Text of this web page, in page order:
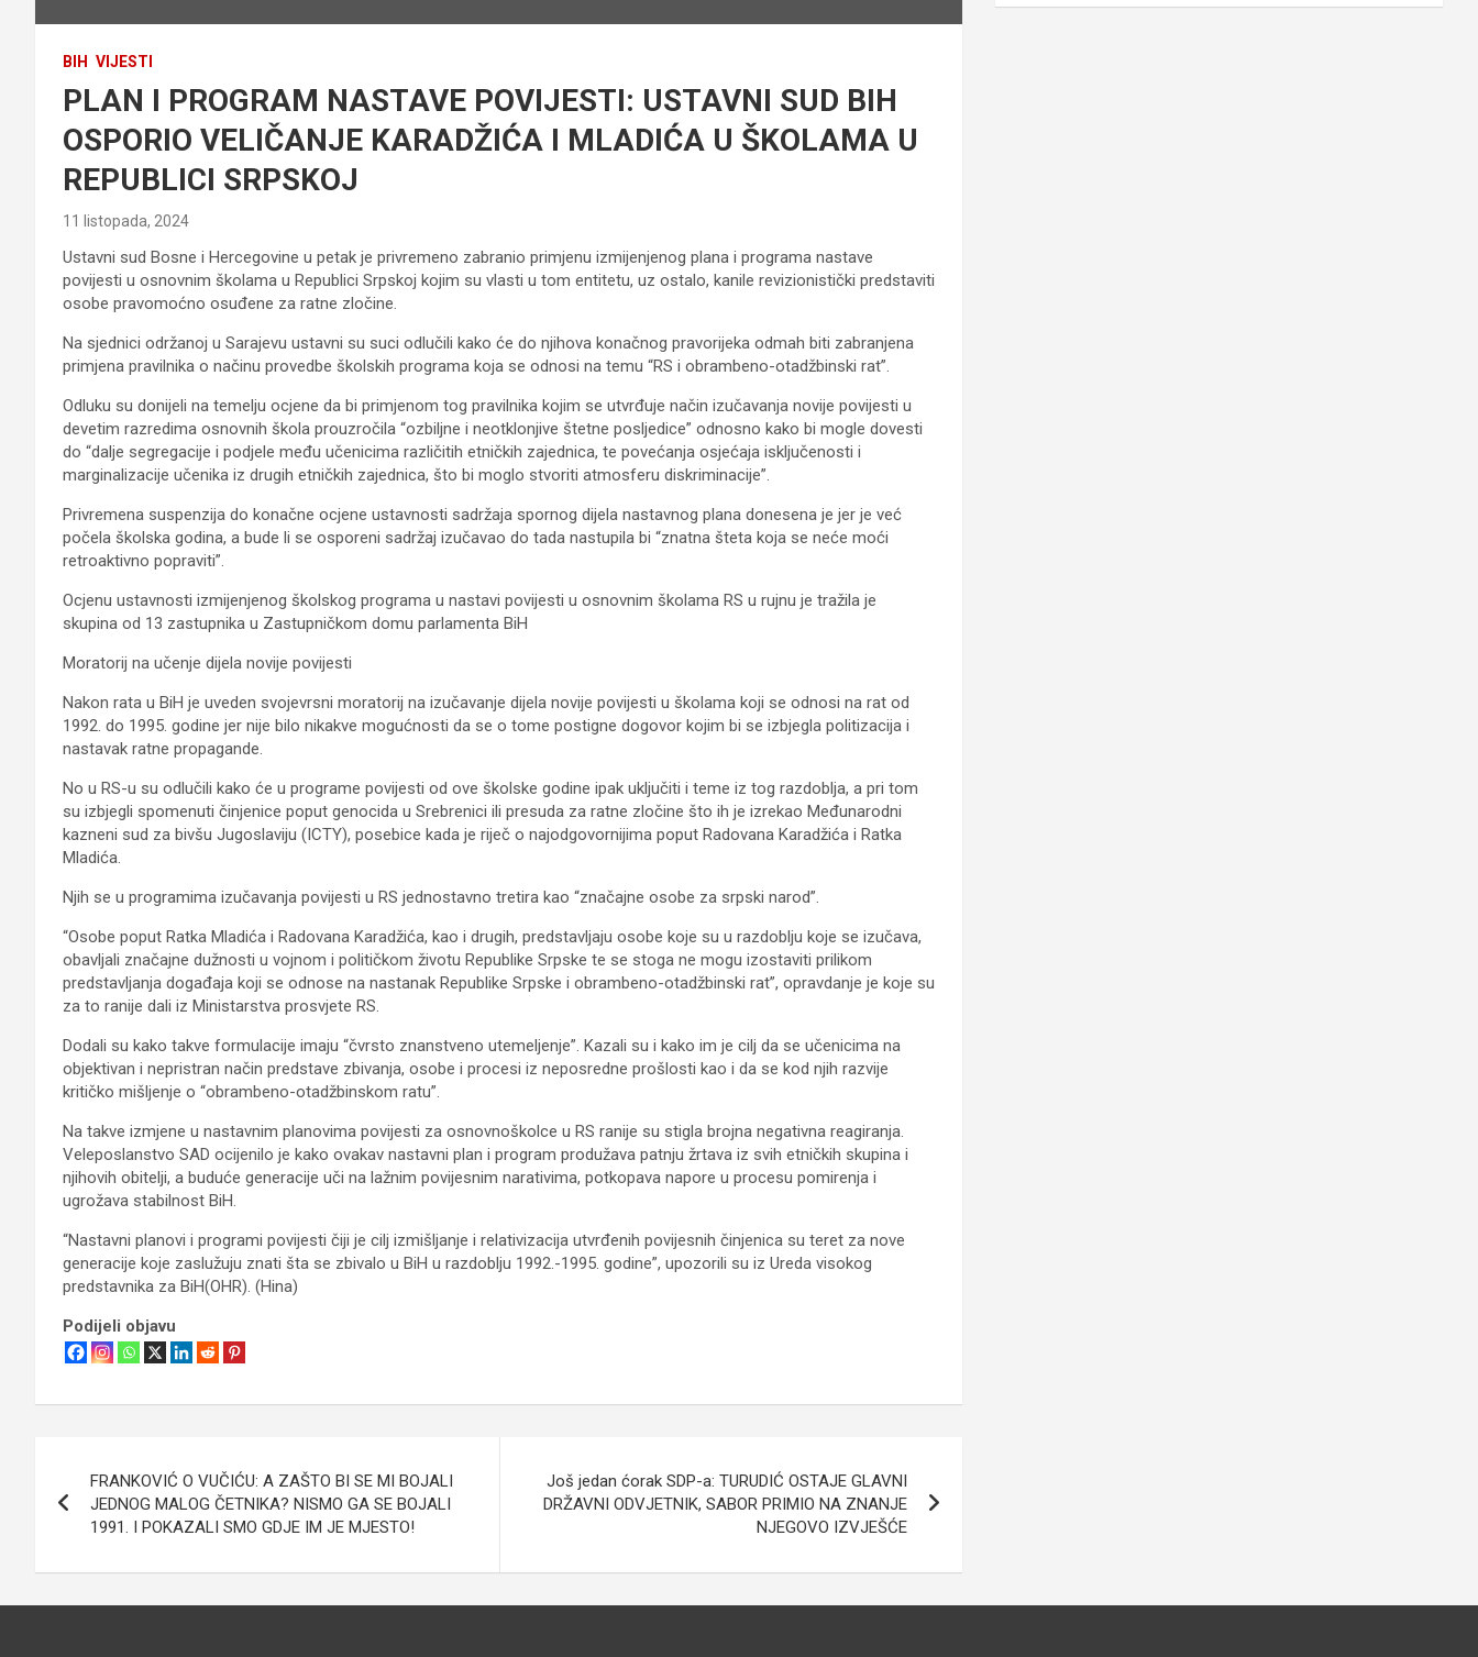
BIH VIJESTI
PLAN I PROGRAM NASTAVE POVIJESTI: USTAVNI SUD BIH
OSPORIO VELIČANJE KARADŽIĆA I MLADIĆA U ŠKOLAMA U
REPUBLICI SRPSKOJ
11 listopada, 2024
Ustavni sud Bosne i Hercegovine u petak je privremeno zabranio primjenu izmijenjenog plana i programa nastave
povijesti u osnovnim školama u Republici Srpskoj kojim su vlasti u tom entitetu, uz ostalo, kanile revizionistički predstaviti
osobe pravomoćno osuđene za ratne zločine.
Na sjednici održanoj u Sarajevu ustavni su suci odlučili kako će do njihova konačnog pravorijeka odmah biti zabranjena
primjena pravilnika o načinu provedbe školskih programa koja se odnosi na temu “RS i obrambeno-otadžbinski rat”.
Odluku su donijeli na temelju ocjene da bi primjenom tog pravilnika kojim se utvrđuje način izučavanja novije povijesti u
devetim razredima osnovnih škola prouzročila “ozbiljne i neotklonjive štetne posljedice” odnosno kako bi mogle dovesti
do “dalje segregacije i podjele među učenicima različitih etničkih zajednica, te povećanja osjećaja isključenosti i
marginalizacije učenika iz drugih etničkih zajednica, što bi moglo stvoriti atmosferu diskriminacije”.
Privremena suspenzija do konačne ocjene ustavnosti sadržaja spornog dijela nastavnog plana donesena je jer je već
počela školska godina, a bude li se osporeni sadržaj izučavao do tada nastupila bi “znatna šteta koja se neće moći
retroaktivno popraviti”.
Ocjenu ustavnosti izmijenjenog školskog programa u nastavi povijesti u osnovnim školama RS u rujnu je tražila je
skupina od 13 zastupnika u Zastupničkom domu parlamenta BiH
Moratorij na učenje dijela novije povijesti
Nakon rata u BiH je uveden svojevrsni moratorij na izučavanje dijela novije povijesti u školama koji se odnosi na rat od
1992. do 1995. godine jer nije bilo nikakve mogućnosti da se o tome postigne dogovor kojim bi se izbjegla politizacija i
nastavak ratne propagande.
No u RS-u su odlučili kako će u programe povijesti od ove školske godine ipak uključiti i teme iz tog razdoblja, a pri tom
su izbjegli spomenuti činjenice poput genocida u Srebrenici ili presuda za ratne zločine što ih je izrekao Međunarodni
kazneni sud za bivšu Jugoslaviju (ICTY), posebice kada je riječ o najodgovornijima poput Radovana Karadžića i Ratka
Mladića.
Njih se u programima izučavanja povijesti u RS jednostavno tretira kao “značajne osobe za srpski narod”.
“Osobe poput Ratka Mladića i Radovana Karadžića, kao i drugih, predstavljaju osobe koje su u razdoblju koje se izučava,
obavljali značajne dužnosti u vojnom i političkom životu Republike Srpske te se stoga ne mogu izostaviti prilikom
predstavljanja događaja koji se odnose na nastanak Republike Srpske i obrambeno-otadžbinski rat”, opravdanje je koje su
za to ranije dali iz Ministarstva prosvjete RS.
Dodali su kako takve formulacije imaju “čvrsto znanstveno utemeljenje”. Kazali su i kako im je cilj da se učenicima na
objektivan i nepristran način predstave zbivanja, osobe i procesi iz neposredne prošlosti kao i da se kod njih razvije
kritičko mišljenje o “obrambeno-otadžbinskom ratu”.
Na takve izmjene u nastavnim planovima povijesti za osnovnoškolce u RS ranije su stigla brojna negativna reagiranja.
Veleposlanstvo SAD ocijenilo je kako ovakav nastavni plan i program produžava patnju žrtava iz svih etničkih skupina i
njihovih obitelji, a buduće generacije uči na lažnim povijesnim narativima, potkopava napore u procesu pomirenja i
ugrožava stabilnost BiH.
“Nastavni planovi i programi povijesti čiji je cilj izmišljanje i relativizacija utvrđenih povijesnih činjenica su teret za nove
generacije koje zaslužuju znati šta se zbivalo u BiH u razdoblju 1992.-1995. godine”, upozorili su iz Ureda visokog
predstavnika za BiH(OHR). (Hina)
Podijeli objavu
objava
FRANKOVIĆ O VUČIĆU: A ZAŠTO BI SE MI BOJALI
JEDNOG MALOG ČETNIKA? NISMO GA SE BOJALI
1991. I POKAZALI SMO GDJE IM JE MJESTO!
Još jedan ćorak SDP-a: TURUDIĆ OSTAJE GLAVNI
DRŽAVNI ODVJETNIK, SABOR PRIMIO NA ZNANJE
NJEGOVO IZVJEŠĆE